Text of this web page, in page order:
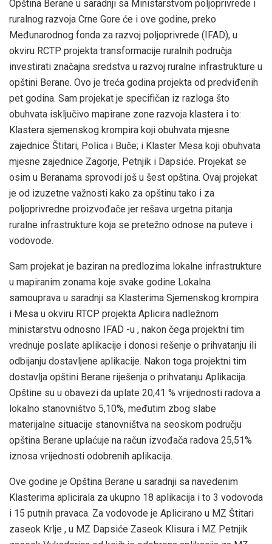
Opština Berane u saradnji sa Ministarstvom poljoprivrede i
ruralnog razvoja Crne Gore će i ove godine, preko
Međunarodnog fonda za razvoj poljoprivrede (IFAD), u
okviru RCTP projekta transformacije ruralnih područja
investirati značajna sredstva u razvoj ruralne infrastrukture u
opštini Berane. Ovo je treća godina projekta od predviđenih
pet godina. Sam projekat je specifičan iz razloga što
obuhvata isključivo mapirane zone razvoja klastera i to:
Klastera sjemenskog krompira koji obuhvata mjesne
zajednice Štitari, Polica i Buče; i Klaster Mesa koji obuhvata
mjesne zajednice Zagorje, Petnjik i Dapsiće. Projekat se
osim u Beranama sprovodi još u šest opština. Ovaj projekat
je od izuzetne važnosti kako za opštinu tako i za
poljoprivredne proizvođače jer rešava urgetna pitanja
ruralne infrastrukture koja se pretežno odnose na puteve i
vodovode.
Sam projekat je baziran na predlozima lokalne infrastrukture
u mapiranim zonama koje svake godine Lokalna
samouprava u saradnji sa Klasterima Sjemenskog krompira
i Mesa u okviru RTCP projekta Aplicira nadležnom
ministarstvu odnosno IFAD -u , nakon čega projektni tim
vrednuje poslate aplikacije i donosi rešenje o prihvatanju ili
odbijanju dostavljene aplikacije. Nakon toga projektni tim
dostavlja opštini Berane riješenja o prihvatanju Aplikacija.
Opštine su u obavezi da uplate 20,41 % vrijednosti radova a
lokalno stanovništvo 5,10%, međutim zbog slabe
materijalne situacije stanovništva na seoskom području
opština Berane uplaćuje na račun izvođača radova 25,51%
iznosa vrijednosti odobrenih aplikacija.
Ove godine je Opština Berane u saradnji sa navedenim
Klasterima aplicirala za ukupno 18 aplikacija i to 3 vodovoda
i 15 putnih pravaca. Za vodovode je Aplicirano u MZ Štitari
zaseok Krlje , u MZ Dapsiće Zaseok Klisura i MZ Petnjik